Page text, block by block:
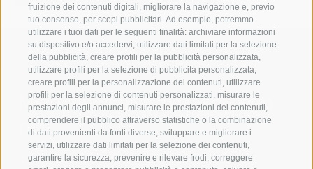
fruizione dei contenuti digitali, migliorare la navigazione e, previo
tuo consenso, per scopi pubblicitari. Ad esempio, potremmo
utilizzare i tuoi dati per le seguenti finalità: archiviare informazioni
su dispositivo e/o accedervi, utilizzare dati limitati per la selezione
della pubblicità, creare profili per la pubblicità personalizzata,
utilizzare profili per la selezione di pubblicità personalizzata,
creare profili per la personalizzazione dei contenuti, utilizzare
profili per la selezione di contenuti personalizzati, misurare le
prestazioni degli annunci, misurare le prestazioni dei contenuti,
comprendere il pubblico attraverso statistiche o la combinazione
di dati provenienti da fonti diverse, sviluppare e migliorare i
servizi, utilizzare dati limitati per la selezione dei contenuti,
garantire la sicurezza, prevenire e rilevare frodi, correggere
Mettetevi in contatto con
noi
IDM Südtirol - Alto Adige